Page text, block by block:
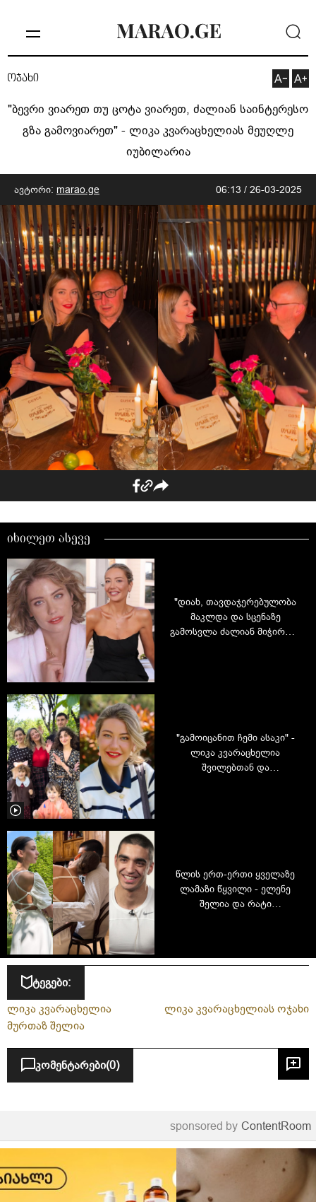
ოჯახი
"ბევრი ვიარეთ თუ ცოტა ვიარეთ, ძალიან საინტერესო
გზა გამოვიარეთ" - ლიკა კვარაცხელიას მეუღლე
იუბილარია
ავტორი: marao.ge 06:13 / 26-03-2025
იხილეთ ასევე
"დიახ, თავდაჯერებულობა
მაკლდა და სცენაზე
გამოსვლა ძალიან მიჭირდა"
"გამოიცანით ჩემი ასაკი" -
ლიკა კვარაცხელია
შვილებთან და
წლის ერთ-ერთი ყველაზე
ლამაზი წყვილი - ელენე
შელია და რატი
ტეგები:
ლიკა კვარაცხელია
ლიკა კვარაცხელიას ოჯახი
მურთაზ შელია
კომენტარები(0)
sponsored by ContentRoom